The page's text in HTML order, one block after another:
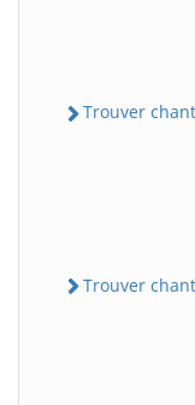
Trouver
Trouver